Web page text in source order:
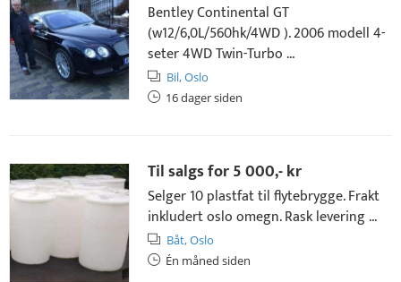
Bentley Continental GT
(w12/6,0L/560hk/4WD ). 2006 modell 4-
seter 4WD Twin-Turbo ...
Bil,Oslo
16 dager siden
Til salgs for5 000,- kr
Selger 10 plastfat til flytebrygge. Frakt
inkludert oslo omegn. Rask levering ...
Båt,Oslo
Én måned siden